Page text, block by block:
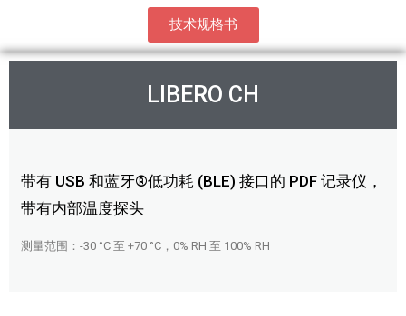
技术规格书
LIBERO CH
带有 USB 和蓝牙®低功耗 (BLE) 接口的 PDF 记录仪，
带有内部温度探头
测量范围：-30 °C 至 +70 °C，0% RH 至 100% RH